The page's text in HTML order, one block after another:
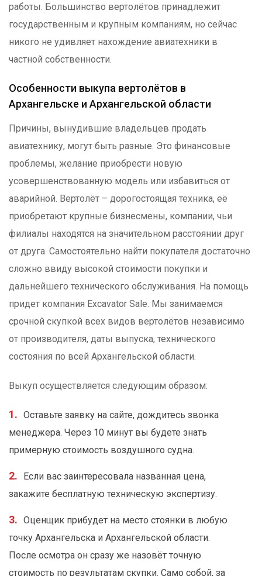
работы. Большинство вертолётов принадлежит
государственным и крупным компаниям, но сейчас
никого не удивляет нахождение авиатехники в
частной собственности.
Особенности выкупа вертолётов в
Архангельске и Архангельской области
Причины, вынудившие владельцев продать
авиатехнику, могут быть разные. Это финансовые
проблемы, желание приобрести новую
усовершенствованную модель или избавиться от
аварийной. Вертолёт – дорогостоящая техника, её
приобретают крупные бизнесмены, компании, чьи
филиалы находятся на значительном расстоянии друг
от друга. Самостоятельно найти покупателя достаточно
сложно ввиду высокой стоимости покупки и
дальнейшего технического обслуживания. На помощь
придет компания Excavator Sale. Мы занимаемся
срочной скупкой всех видов вертолётов независимо
от производителя, даты выпуска, технического
состояния по всей Архангельской области.
Выкуп осуществляется следующим образом:
Оставьте заявку на сайте, дождитесь звонка
менеджера. Через 10 минут вы будете знать
примерную стоимость воздушного судна.
Если вас заинтересовала названная цена,
закажите бесплатную техническую экспертизу.
Оценщик прибудет на место стоянки в любую
точку Архангельска и Архангельской области.
После осмотра он сразу же назовёт точную
стоимость по результатам скупки. Само собой, за